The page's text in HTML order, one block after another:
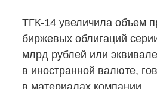
ТГК-14 увеличила объем
биржевых облигаций
млрд рублей или
в иностранной валюте,
в материалах компании.